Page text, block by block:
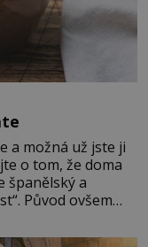
a možná už jste ji
o tom, že doma
španělský a
Původ ovšem
zemí a k tomu